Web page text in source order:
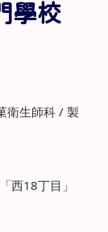
學校
衛生師科 / 製
西18丁目」